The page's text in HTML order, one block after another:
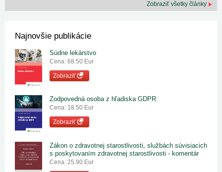
Zobraziť všetky články
Najnovšie publikácie
Súdne lekárstvo
Cena: 68.50 Eur
Zobraziť
Zodpovedná osoba z hľadiska GDPR
Cena: 18.50 Eur
Zobraziť
Zákon o zdravotnej starostlivosti, službách súvisiacich
s poskytovaním zdravotnej starostlivosti - komentár
Cena: 25.90 Eur